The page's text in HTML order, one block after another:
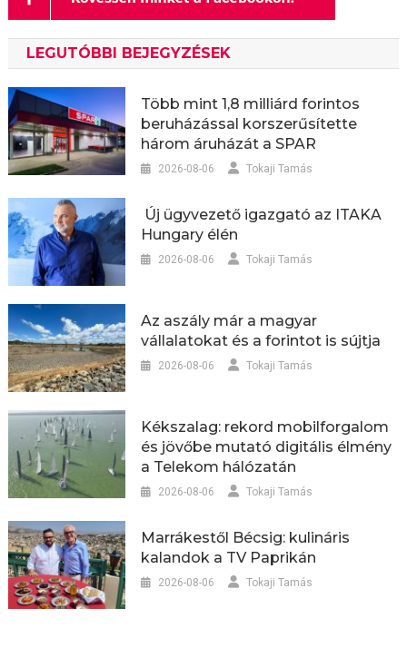
LEGUTÓBBI BEJEGYZÉSEK
Több mint 1,8 milliárd forintos
beruházással korszerűsítette
három áruházát a SPAR
2026-08-06 Tokaji Tamás
Új ügyvezető igazgató az ITAKA
Hungary élén
2026-08-06 Tokaji Tamás
Az aszály már a magyar
vállalatokat és a forintot is sújtja
2026-08-06 Tokaji Tamás
Kékszalag: rekord mobilforgalom
és jövőbe mutató digitális élmény
a Telekom hálózatán
2026-08-06 Tokaji Tamás
Marrákestől Bécsig: kulináris
kalandok a TV Paprikán
2026-08-06 Tokaji Tamás